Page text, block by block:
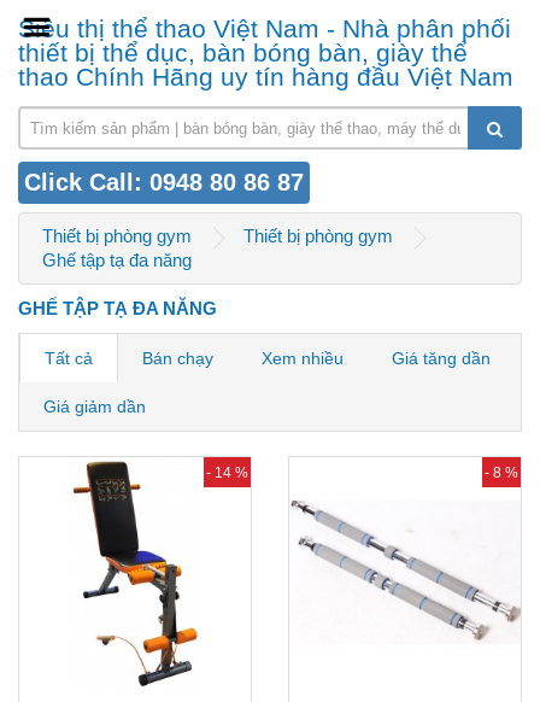
Siêu thị thể thao Việt Nam - Nhà phân phối
thiết bị thể dục, bàn bóng bàn, giày thể
thao Chính Hãng uy tín hàng đầu Việt Nam
Click Call: 0948 80 86 87
Thiết bị phòng gym
Thiết bị phòng gym
Ghế tập tạ đa năng
GHẾ TẬP TẠ ĐA NĂNG
Tất cả Bán chạy Xem nhiều Giá tăng dần
Giá giảm dần
- 14 % - 8 %